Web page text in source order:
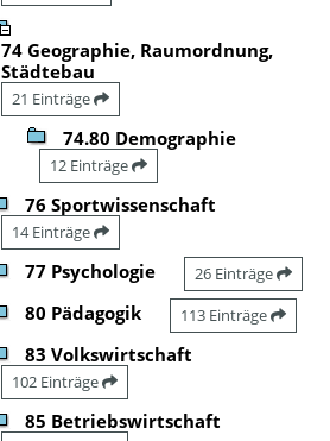
74 Geographie, Raumordnung,
Städtebau
21 Einträge
74.80 Demographie
12 Einträge
76 Sportwissenschaft
14 Einträge
77 Psychologie 26 Einträge
80 Pädagogik 113 Einträge
83 Volkswirtschaft
102 Einträge
85 Betriebswirtschaft